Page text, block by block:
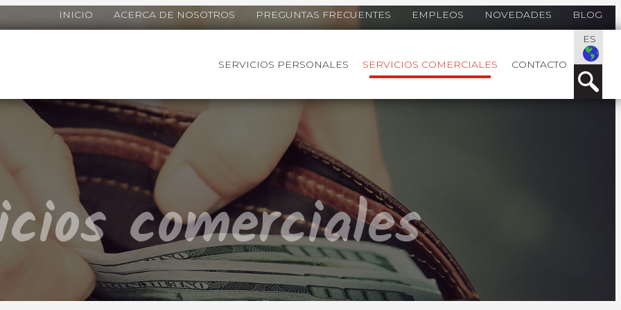
INICIO ACERCA DE NOSOTROS PREGUNTAS FRECUENTES EMPLEOS NOVEDADES BLOG
SERVICIOS PERSONALES SERVICIOS COMERCIALES CONTACTO
ES
comerciales